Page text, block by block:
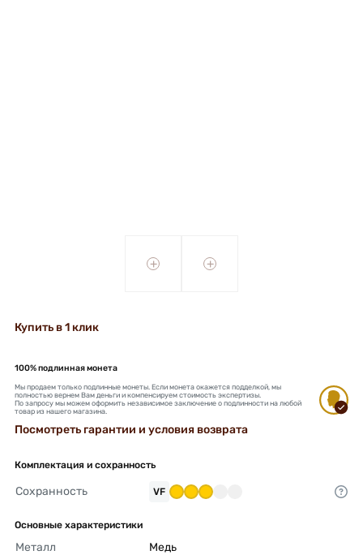
+ +
Купить в 1 клик
100% подлинная монета
Мы продаем только подлинные монеты. Если монета окажется подделкой, мы
полностью вернем Вам деньги и компенсируем стоимость экспертизы.
По запросу мы можем оформить независимое заключение о подлинности на любой
товар из нашего магазина.
Посмотреть гарантии и условия возврата
Комплектация и сохранность
Сохранность VF
Основные характеристики
Металл
Медь